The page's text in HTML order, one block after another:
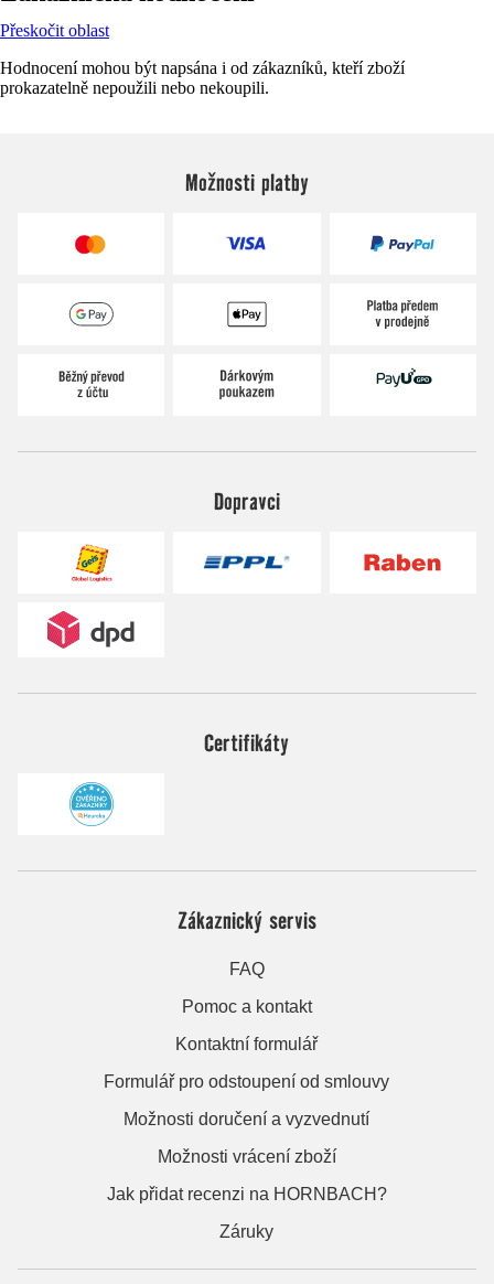
Přeskočit oblast
Hodnocení mohou být napsána i od zákazníků, kteří zboží
prokazatelně nepoužili nebo nekoupili.
Možnosti platby
Dopravci
Certifikáty
Zákaznický servis
FAQ
Pomoc a kontakt
Kontaktní formulář
Formulář pro odstoupení od smlouvy
Možnosti doručení a vyzvednutí
Možnosti vrácení zboží
Jak přidat recenzi na HORNBACH?
Záruky